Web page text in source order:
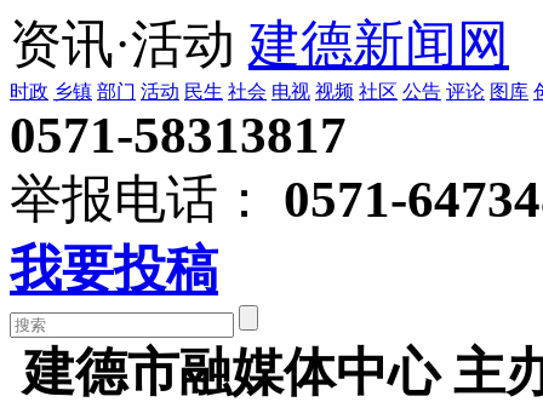
资讯·活动 建德新闻网
时政 乡镇 部门 活动 民生 社会 电视 视频 社区 公告 评论 图库
0571-58313817
举报电话：
0571-
我要投稿
建德市融媒体中心 主